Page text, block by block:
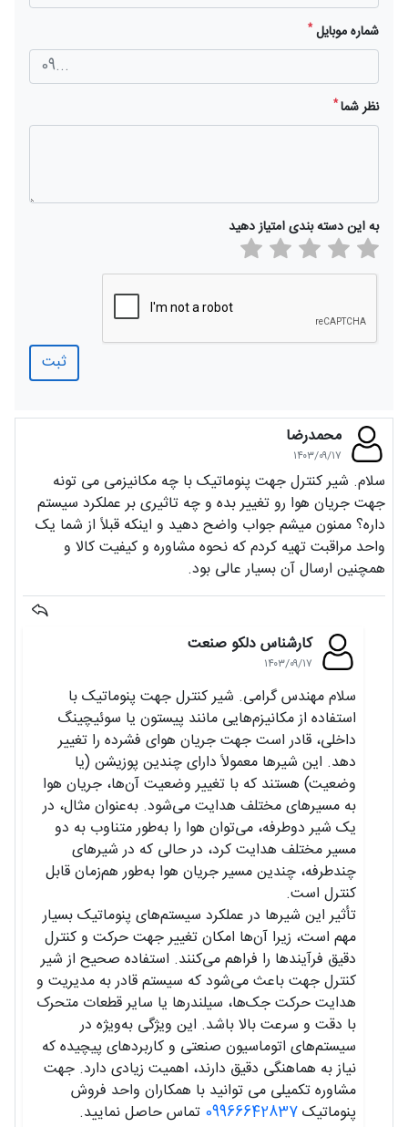
شماره موبایل*
نظر شما*
به این دسته بندی امتیاز دهید
ثبت
محمدرضا
۱۴۰۳/۰۹/۱۷
سلام. شیر کنترل جهت پنوماتیک با چه مکانیزمی می‌ تونه
جهت جریان هوا رو تغییر بده و چه تاثیری بر عملکرد سیستم
داره؟ ممنون میشم جواب واضح دهید و اینکه قبلاً از شما یک
واحد مراقبت تهیه کردم که نحوه مشاوره و کیفیت کالا و
همچنین ارسال آن بسیار عالی بود.
کارشناس دلکو صنعت
۱۴۰۳/۰۹/۱۷
سلام مهندس گرامی. شیر کنترل جهت پنوماتیک با
استفاده از مکانیزم‌هایی مانند پیستون یا سوئیچینگ
داخلی، قادر است جهت جریان هوای فشرده را تغییر
دهد. این شیرها معمولاً دارای چندین پوزیشن (یا
وضعیت) هستند که با تغییر وضعیت آن‌ها، جریان هوا
به مسیرهای مختلف هدایت می‌شود. به‌عنوان مثال، در
یک شیر دوطرفه، می‌توان هوا را به‌طور متناوب به دو
مسیر مختلف هدایت کرد، در حالی که در شیرهای
چندطرفه، چندین مسیر جریان هوا به‌طور هم‌زمان قابل
کنترل است.
تأثیر این شیرها در عملکرد سیستم‌های پنوماتیک بسیار
مهم است، زیرا آن‌ها امکان تغییر جهت حرکت و کنترل
دقیق فرآیندها را فراهم می‌کنند. استفاده صحیح از شیر
کنترل جهت باعث می‌شود که سیستم قادر به مدیریت و
هدایت حرکت جک‌ها، سیلندرها یا سایر قطعات متحرک
با دقت و سرعت بالا باشد. این ویژگی به‌ویژه در
سیستم‌های اتوماسیون صنعتی و کاربردهای پیچیده که
نیاز به هماهنگی دقیق دارند، اهمیت زیادی دارد. جهت
مشاوره تکمیلی می توانید با همکاران واحد فروش
پنوماتیک09966642837 تماس حاصل نمایید.